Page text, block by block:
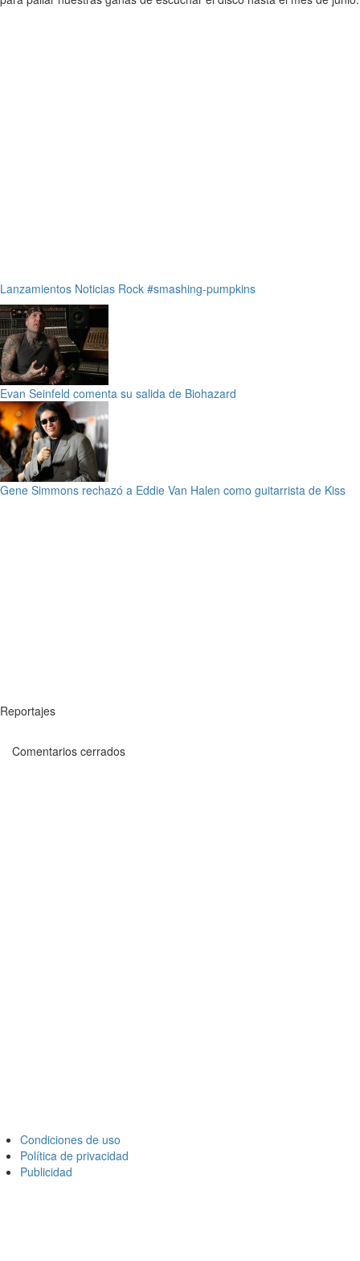
Lanzamientos Noticias Rock #smashing-pumpkins
Evan Seinfeld comenta su salida de Biohazard
Gene Simmons rechazó a Eddie Van Halen como guitarrista de Kiss
Reportajes
Comentarios cerrados
Condiciones de uso
Política de privacidad
Publicidad